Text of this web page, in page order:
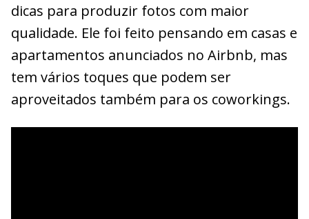
dicas para produzir fotos com maior
qualidade. Ele foi feito pensando em casas e
apartamentos anunciados no Airbnb, mas
tem vários toques que podem ser
aproveitados também para os coworkings.